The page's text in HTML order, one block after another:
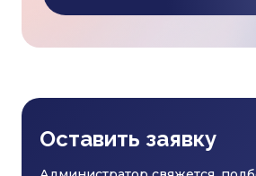
Оставить заявку